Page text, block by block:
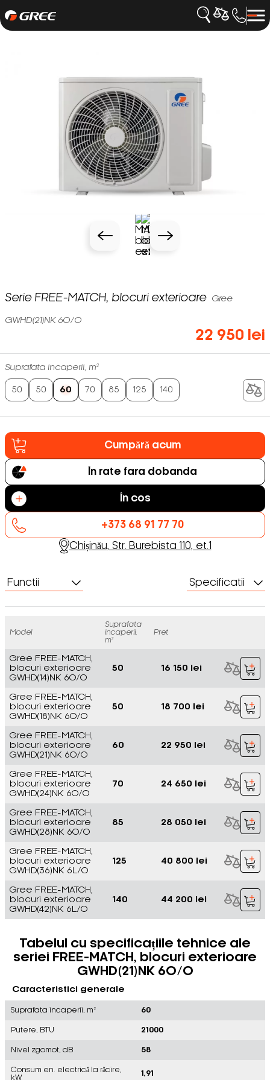
Serie FREE-MATCH, blocuri exterioare Gree
GWHD(21)NK 6O/O
22 950 lei
Suprafata incaperii, m²
50 50 60 70 85 125 140
Cumpără acum
În rate fara dobanda
În cos
+373 68 91 77 70
Chișinău, Str. Burebista 110, et.1
Functii Specificatii
Model
Suprafata
incaperii,
m²
Pret
Gree FREE-MATCH,
blocuri exterioare
GWHD(14)NK 6O/O
50 16 150 lei
Gree FREE-MATCH,
blocuri exterioare
GWHD(18)NK 6O/O
50 18 700 lei
Gree FREE-MATCH,
blocuri exterioare
GWHD(21)NK 6O/O
60 22 950 lei
Gree FREE-MATCH,
blocuri exterioare
GWHD(24)NK 6O/O
70 24 650 lei
Gree FREE-MATCH,
blocuri exterioare
GWHD(28)NK 6O/O
85 28 050 lei
Gree FREE-MATCH,
blocuri exterioare
GWHD(36)NK 6L/O
125 40 800 lei
Gree FREE-MATCH,
blocuri exterioare
GWHD(42)NK 6L/O
140 44 200 lei
Tabelul cu specificațiile tehnice ale
seriei FREE-MATCH, blocuri exterioare
GWHD(21)NK 6O/O
Caracteristici generale
Suprafata incaperii, m² 60
Putere, BTU 21000
Nivel zgomot, dB 58
Consum en. electrică la răcire,
kW
1,91